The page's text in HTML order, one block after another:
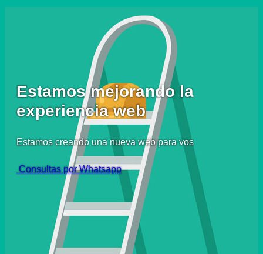
Estamos mejorando la
experiencia web
Estamos creando una nueva web para vos
Consultas por Whatsapp